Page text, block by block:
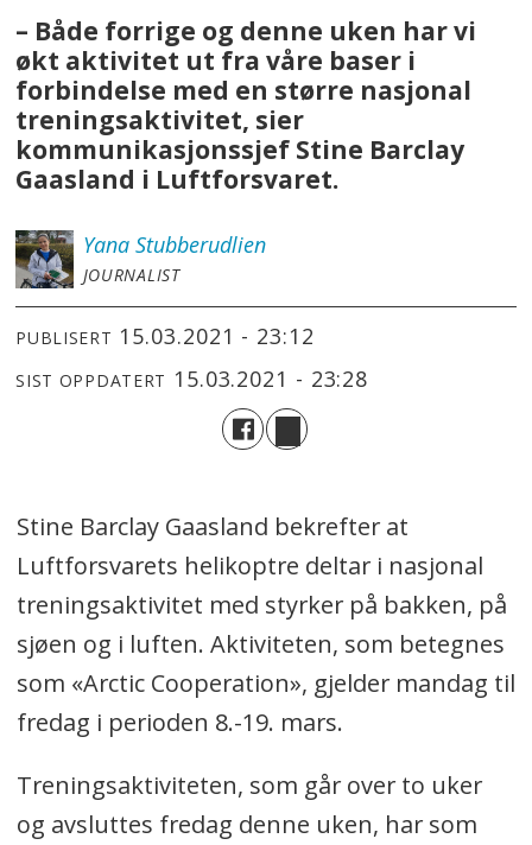
– Både forrige og denne uken har vi
økt aktivitet ut fra våre baser i
forbindelse med en større nasjonal
treningsaktivitet, sier
kommunikasjonssjef Stine Barclay
Gaasland i Luftforsvaret.
Yana Stubberudlien
JOURNALIST
PUBLISERT 15.03.2021 - 23:12
SIST OPPDATERT 15.03.2021 - 23:28
Stine Barclay Gaasland bekrefter at
Luftforsvarets helikoptre deltar i nasjonal
treningsaktivitet med styrker på bakken, på
sjøen og i luften. Aktiviteten, som betegnes
som «Arctic Cooperation», gjelder mandag til
fredag i perioden 8.-19. mars.
Treningsaktiviteten, som går over to uker
og avsluttes fredag denne uken, har som